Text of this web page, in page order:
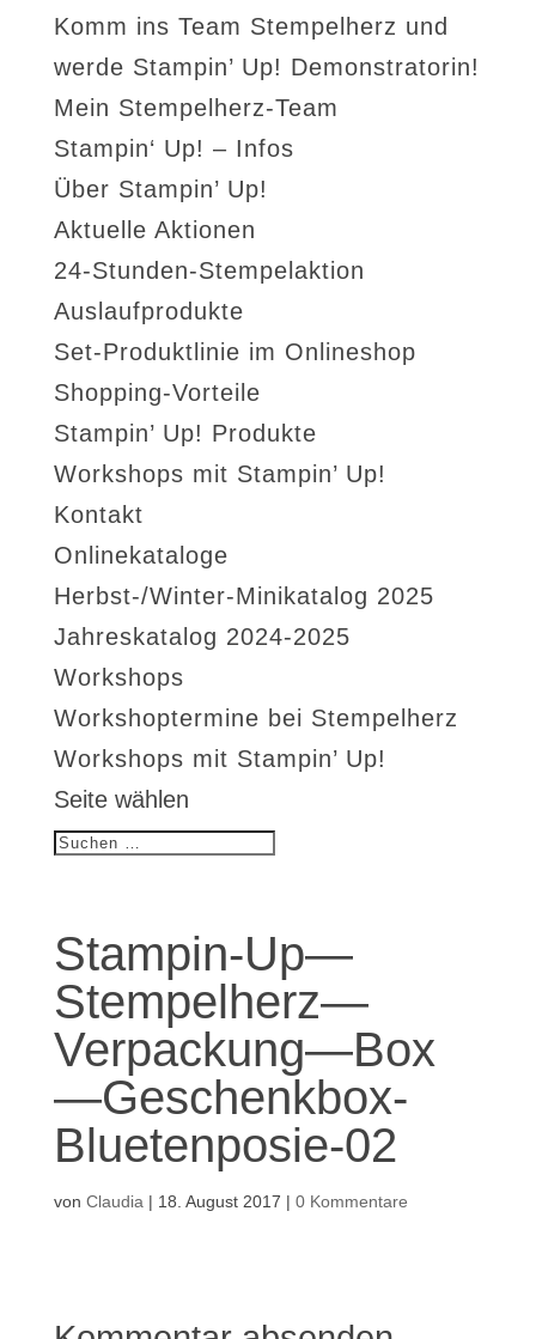
Komm ins Team Stempelherz und
werde Stampin’ Up! Demonstratorin!
Mein Stempelherz-Team
Stampin‘ Up! – Infos
Über Stampin’ Up!
Aktuelle Aktionen
24-Stunden-Stempelaktion
Auslaufprodukte
Set-Produktlinie im Onlineshop
Shopping-Vorteile
Stampin’ Up! Produkte
Workshops mit Stampin’ Up!
Kontakt
Onlinekataloge
Herbst-/Winter-Minikatalog 2025
Jahreskatalog 2024-2025
Workshops
Workshoptermine bei Stempelherz
Workshops mit Stampin’ Up!
Seite wählen
Stampin-Up—
Stempelherz—
Verpackung—Box
—Geschenkbox-
Bluetenposie-02
von Claudia | 18. August 2017 | 0 Kommentare